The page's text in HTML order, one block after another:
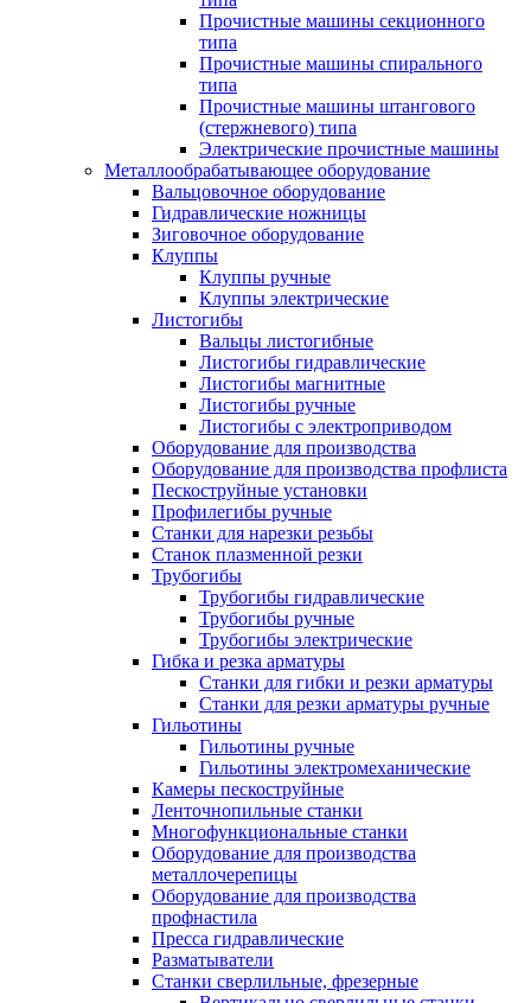
Прочистные машины секционного
типа
Прочистные машины спирального
типа
Прочистные машины штангового
(стержневого) типа
Электрические прочистные машины
Металлообрабатывающее оборудование
Вальцовочное оборудование
Гидравлические ножницы
Зиговочное оборудование
Клуппы
Клуппы ручные
Клуппы электрические
Листогибы
Вальцы листогибные
Листогибы гидравлические
Листогибы магнитные
Листогибы ручные
Листогибы с электроприводом
Оборудование для производства
Оборудование для производства профлиста
Пескоструйные установки
Профилегибы ручные
Станки для нарезки резьбы
Станок плазменной резки
Трубогибы
Трубогибы гидравлические
Трубогибы ручные
Трубогибы электрические
Гибка и резка арматуры
Станки для гибки и резки арматуры
Станки для резки арматуры ручные
Гильотины
Гильотины ручные
Гильотины электромеханические
Камеры пескоструйные
Ленточнопильные станки
Многофункциональные станки
Оборудование для производства
металлочерепицы
Оборудование для производства
профнастила
Пресса гидравлические
Разматыватели
Станки сверлильные, фрезерные